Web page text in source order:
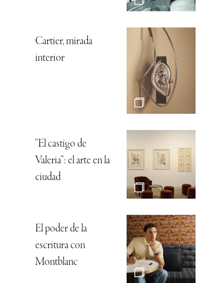
Cartier, mirada
interior
“El castigo de
Valeria”: el arte en la
ciudad
El poder de la
escritura con
Montblanc